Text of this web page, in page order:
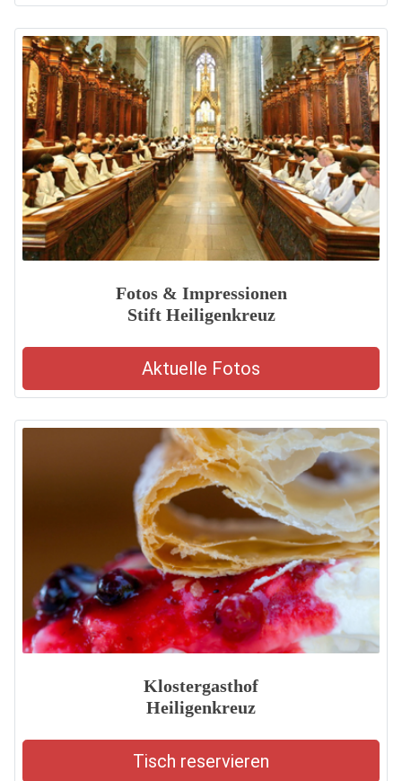
Fotos & Impressionen
Stift Heiligenkreuz
Aktuelle Fotos
Klostergasthof
Heiligenkreuz
Tisch reservieren